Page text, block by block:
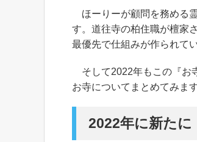
ほーりーが顧問を務める
す。道往寺の柏住職が檀家
最優先で仕組みが作られてい
そして2022年もこの『お
お寺についてまとめてみます
2022年に新たに